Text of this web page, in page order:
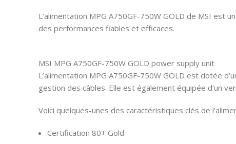
L’alimentation MPG A750GF-750W GOLD de MSI
des performances fiables et efficaces.
MSI MPG A750GF-750W GOLD power supply unit
L’alimentation MPG A750GF-750W GOLD est dotée
gestion des câbles. Elle est également équipée d’un
Voici quelques-unes des caractéristiques clés de
Certification 80+ Gold